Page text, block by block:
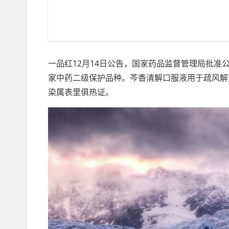
一品红12月14日公告，国家药品监督管理局批准
家中药二级保护品种。芩香清解口服液用于疏风
染属表里俱热证。